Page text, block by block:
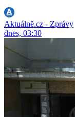
Aktuálně.cz - Zprávy
dnes, 03:30